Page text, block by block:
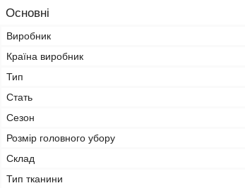
Основні
Виробник
Країна виробник
Тип
Стать
Сезон
Розмір головного убору
Склад
Тип тканини